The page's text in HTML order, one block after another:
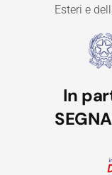
Esteri e
In